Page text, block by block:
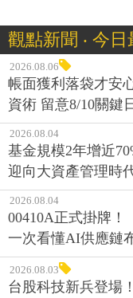
觀點新聞 ‧ 今日
2026.08.06
帳面獲利落袋才安
資術 留意8/10關鍵
2026.08.04
基金規模2年增近
迎向大資產管理時
2026.08.04
00410A正式掛牌！
一次看懂AI供應鏈
2026.08.03
台股科技新兵登場